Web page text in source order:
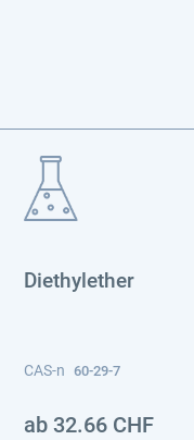
Diethylether
CAS-n 60-29-7
ab 32.66 CHF